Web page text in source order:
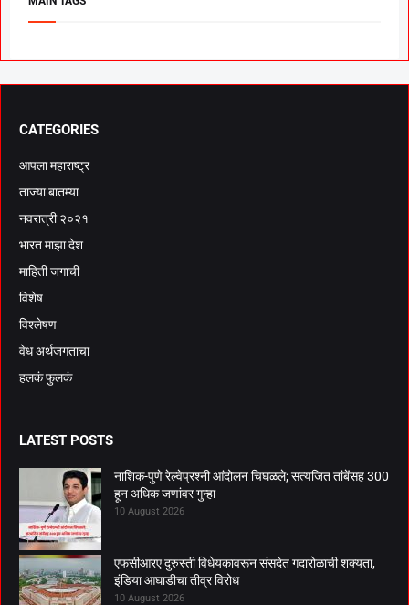
CATEGORIES
आपला महाराष्ट्र
ताज्या बातम्या
नवरात्री २०२१
भारत माझा देश
माहिती जगाची
विशेष
विश्लेषण
वेध अर्थजगताचा
हलकं फुलकं
LATEST POSTS
नाशिक-पुणे रेल्वेप्रश्नी आंदोलन चिघळले; सत्यजित तांबेंसह 300
हून अधिक जणांवर गुन्हा
10 August 2026
एफसीआरए दुरुस्ती विधेयकावरून संसदेत गदारोळाची शक्यता,
इंडिया आघाडीचा तीव्र विरोध
10 August 2026